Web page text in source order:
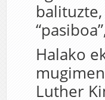
Halako
Luther